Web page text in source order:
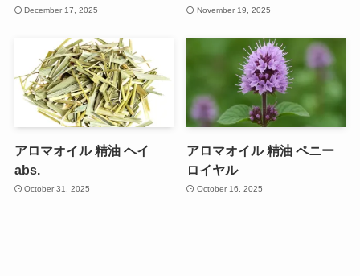
December 17, 2025 November 19, 2025
アロマオイル 精油 ヘイ
abs.
October 31, 2025
アロマオイル 精油 ペニー
ロイヤル
October 16, 2025